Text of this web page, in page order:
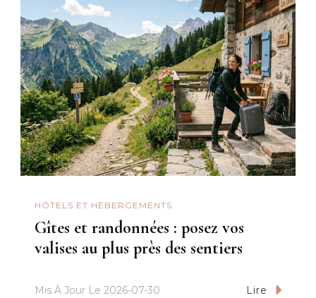
HÔTELS ET HÉBERGEMENTS
Gîtes et randonnées : posez vos
valises au plus près des sentiers
Mis À Jour Le 2026-07-30 Lire